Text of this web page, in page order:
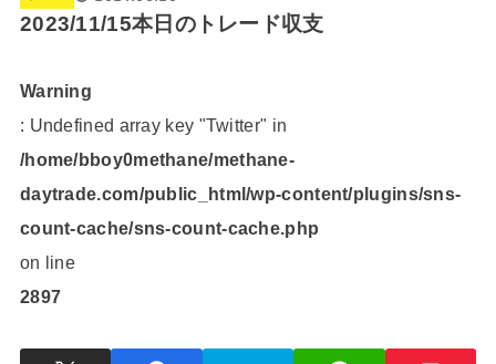
2023/11/15本日のトレード収支
Warning
: Undefined array key "Twitter" in
/home/bboy0methane/methane-
daytrade.com/public_html/wp-content/plugins/sns-
count-cache/sns-count-cache.php
on line
2897